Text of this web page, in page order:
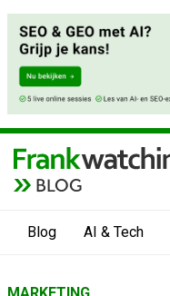
BLOG
Blog AI & Tech